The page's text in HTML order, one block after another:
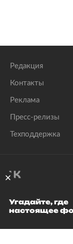
Редакция
Контакты
Реклама
Пресс-релизы
Техподдержка
©
Угадайте, где
настоящее